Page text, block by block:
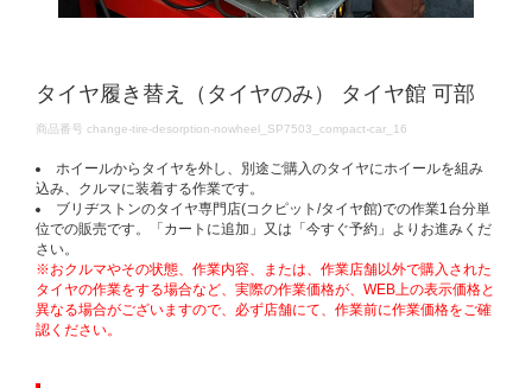
タイヤ履き替え（タイヤのみ） タイヤ館 可部
DETAILS
商品番号 change-tire-desorption-nowheel_SP7503_compact-car_16
ホイールからタイヤを外し、別途ご購入のタイヤにホイールを組み
込み、クルマに装着する作業です。
ブリヂストンのタイヤ専門店(コクピット/タイヤ館)での作業1台分単
位での販売です。「カートに追加」又は「今すぐ予約」よりお進みくだ
さい。
※おクルマやその状態、作業内容、または、作業店舗以外で購入された
タイヤの作業をする場合など、実際の作業価格が、WEB上の表示価格と
異なる場合がございますので、必ず店舗にて、作業前に作業価格をご確
認ください。